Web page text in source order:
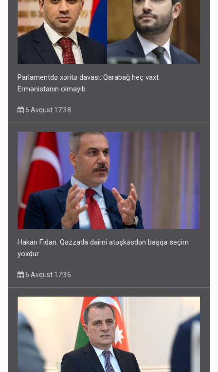
Parlamentdə xəritə davası: Qarabağ heç vaxt
Ermənistanın olmayıb
6 Avqust 17:38
Hakan Fidan: Qəzzada daimi atəşkəsdən başqa seçim
yoxdur
6 Avqust 17:36